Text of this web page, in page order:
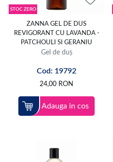
STOC ZERO
ZANNA GEL DE DUS
REVIGORANT CU LAVANDA -
PATCHOULI SI GERANIU
Gel de duș
Cod: 19792
24,00 RON
Adauga in cos